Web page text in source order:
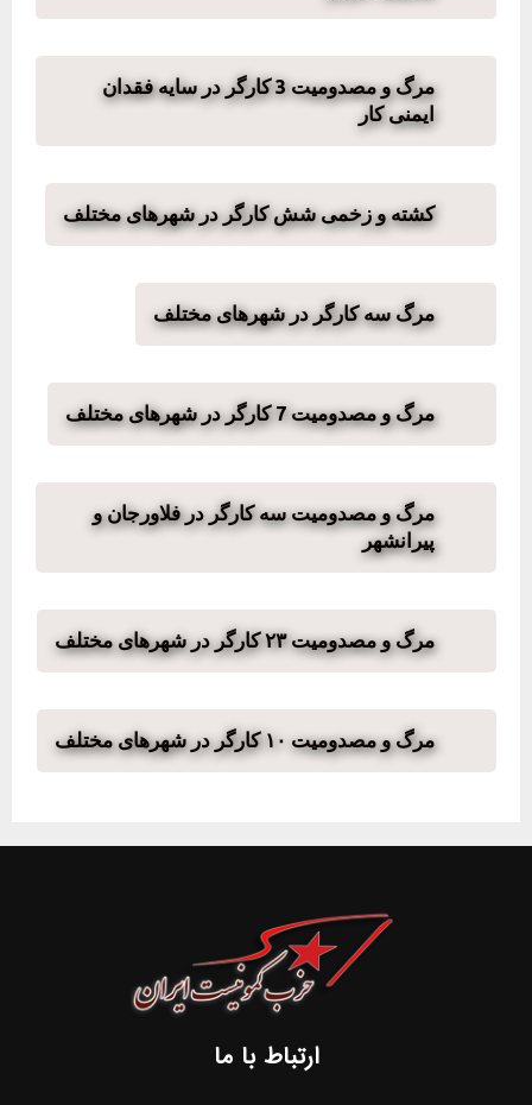
مرگ و مصدومیت 3 کارگر در سایه فقدان
ایمنی کار
کشته و زخمی شش کارگر در شهرهای مختلف
مرگ سه کارگر در شهرهای مختلف
مرگ و مصدومیت 7 کارگر در شهرهای مختلف
مرگ و مصدومیت سه کارگر در فلاورجان و
پیرانشهر
مرگ و مصدومیت ۲۳ کارگر در شهرهای مختلف
مرگ و مصدومیت ۱۰ کارگر در شهرهای مختلف
ارتباط با ما